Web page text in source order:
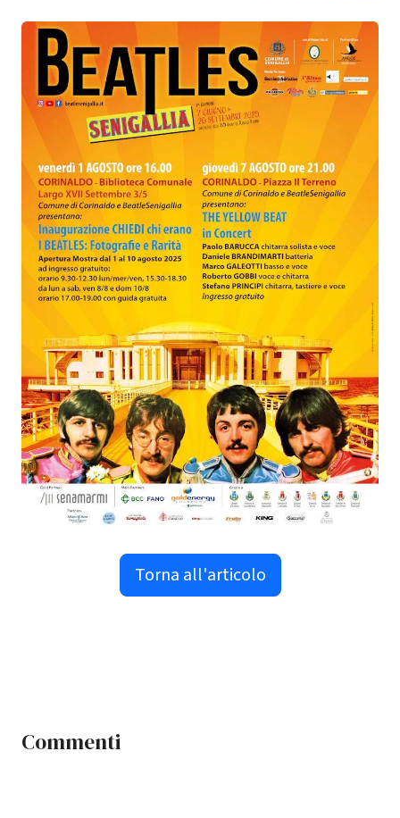
Torna all'articolo
Commenti